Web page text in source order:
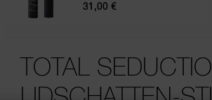
31,00 €
TOTAL